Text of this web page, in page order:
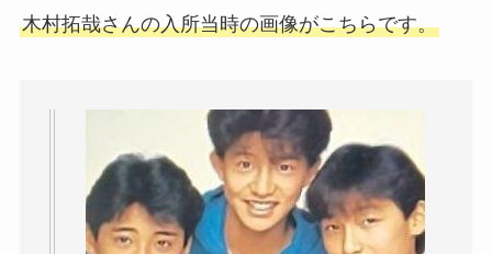
木村拓哉さんの入所当時の画像がこちらです。